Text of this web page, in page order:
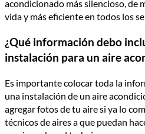
acondicionado más silencioso, de
vida y más eficiente en todos los
¿Qué información debo
instalación para un aire
Es importante colocar toda la
una instalación de un aire
agregar fotos de tu aire si ya lo
técnicos de aires a que puedan